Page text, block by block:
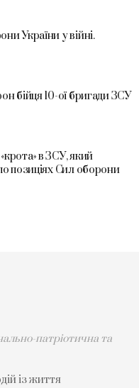
України у війні.
бійця 10-ої бригади ЗСУ
в ЗСУ, який
позиціях Сил оборони
патріотична та
із життя